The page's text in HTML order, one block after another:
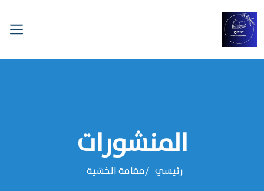
المنشورات
رئيسي مقامة الخشية